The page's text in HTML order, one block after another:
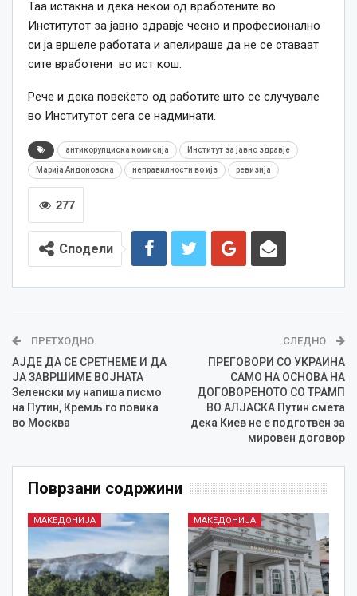
Таа истакна и дека некои од вработените во
Институтот за јавно здравје чесно и професионално
си ја вршеле работата и апелираше да не се ставаат
сите вработени во ист кош.
Рече и дека повеќето од работите што се случувале
во Институтот сега се надминати.
антикорупциска комисија Институт за јавно здравје
Марија Андоновска неправилности во ијз ревизија
277
Сподели
ПРЕТХОДНО
АЈДЕ ДА СЕ СРЕТНЕМЕ И ДА
ЈА ЗАВРШИМЕ ВОЈНАТА
Зеленски му напиша писмо
на Путин, Кремљ го повика
во Москва
СЛЕДНО
ПРЕГОВОРИ СО УКРАИНА
САМО НА ОСНОВА НА
ДОГОВОРЕНОТО СО ТРАМП
ВО АЛЈАСКА Путин смета
дека Киев не е подготвен за
мировен договор
Поврзани содржини
МАКЕДОНИЈА МАКЕДОНИЈА